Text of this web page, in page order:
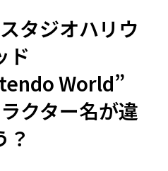
タジオハリウ
ド
World”
クター名が違
？